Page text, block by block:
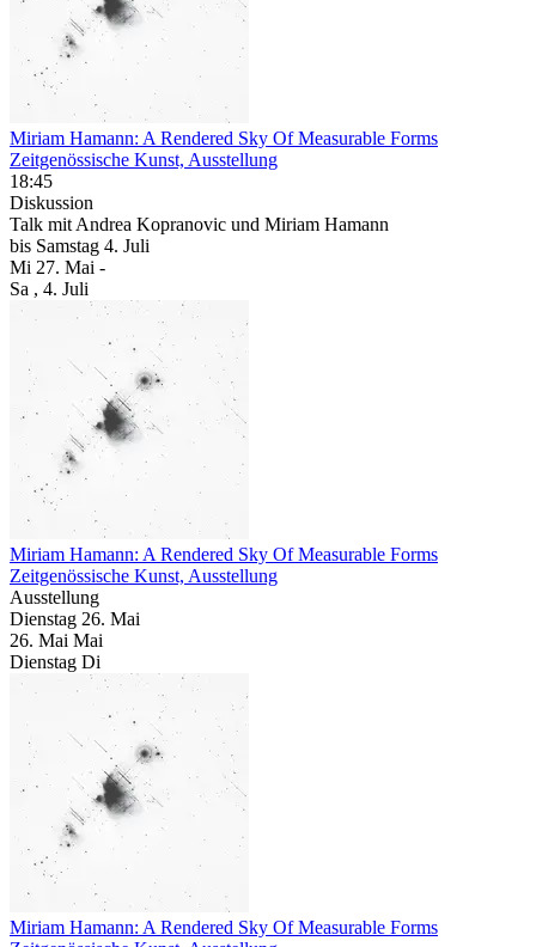
Miriam Hamann: A Rendered Sky Of Measurable Forms
Zeitgenössische Kunst, Ausstellung
18:45
Diskussion
Talk mit Andrea Kopranovic und Miriam Hamann
bis Samstag 4. Juli
Mi 27. Mai -
Sa , 4. Juli
Miriam Hamann: A Rendered Sky Of Measurable Forms
Zeitgenössische Kunst, Ausstellung
Ausstellung
Dienstag 26. Mai
26. Mai Mai
Dienstag Di
Miriam Hamann: A Rendered Sky Of Measurable Forms